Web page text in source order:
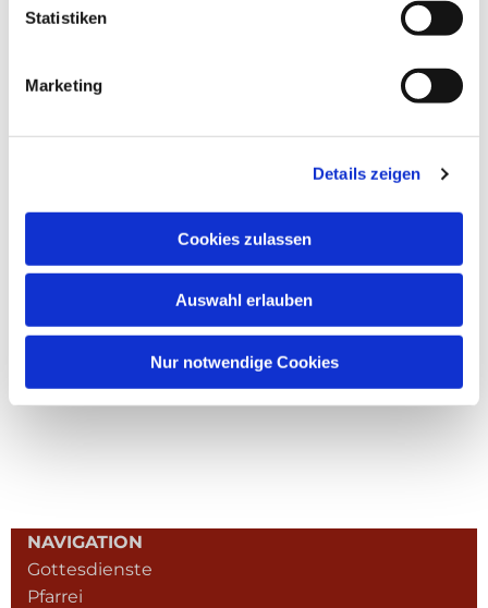
Statistiken
Marketing
Details zeigen
Cookies zulassen
Auswahl erlauben
Nur notwendige Cookies
NAVIGATION
Gottesdienste
Pfarrei